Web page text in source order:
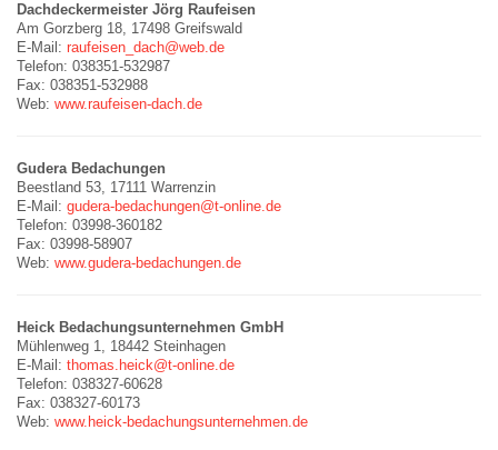
Dachdeckermeister Jörg Raufeisen
Am Gorzberg 18, 17498 Greifswald
E-Mail: raufeisen_dach@web.de
Telefon: 038351-532987
Fax: 038351-532988
Web: www.raufeisen-dach.de
Gudera Bedachungen
Beestland 53, 17111 Warrenzin
E-Mail: gudera-bedachungen@t-online.de
Telefon: 03998-360182
Fax: 03998-58907
Web: www.gudera-bedachungen.de
Heick Bedachungsunternehmen GmbH
Mühlenweg 1, 18442 Steinhagen
E-Mail: thomas.heick@t-online.de
Telefon: 038327-60628
Fax: 038327-60173
Web: www.heick-bedachungsunternehmen.de